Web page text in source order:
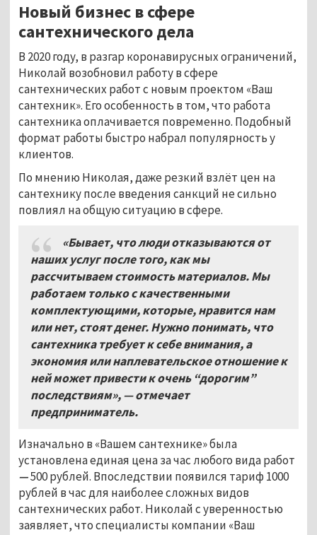
Новый бизнес в сфере
сантехнического дела
В 2020 году, в разгар коронавирусных ограничений,
Николай возобновил работу в сфере
сантехнических работ с новым проектом «Ваш
сантехник». Его особенность в том, что работа
сантехника оплачивается повременно. Подобный
формат работы быстро набрал популярность у
клиентов.
По мнению Николая, даже резкий взлёт цен на
сантехнику после введения санкций не сильно
повлиял на общую ситуацию в сфере.
«Бывает, что люди отказываются от
наших услуг после того, как мы
рассчитываем стоимость материалов. Мы
работаем только с качественными
комплектующими, которые, нравится нам
или нет, стоят денег. Нужно понимать, что
сантехника требует к себе внимания, а
экономия или наплевательское отношение к
ней может привести к очень “дорогим”
последствиям», — отмечает
предприниматель.
Изначально в «Вашем сантехнике» была
установлена единая цена за час любого вида работ
—500 рублей. Впоследствии появился тариф 1000
рублей в час для наиболее сложных видов
сантехнических работ. Николай с уверенностью
заявляет, что специалисты компании «Ваш